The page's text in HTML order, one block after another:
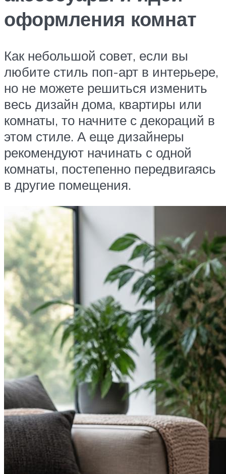
оформления комнат
Как небольшой совет, если вы
любите стиль поп-арт в интерьере,
но не можете решиться изменить
весь дизайн дома, квартиры или
комнаты, то начните с декораций в
этом стиле. А еще дизайнеры
рекомендуют начинать с одной
комнаты, постепенно передвигаясь
в другие помещения.